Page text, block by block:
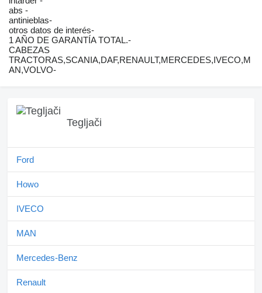
abs -
antinieblas-
otros datos de interés-
1 AÑO DE GARANTÍA TOTAL.-
CABEZAS
TRACTORAS,SCANIA,DAF,RENAULT,MERCEDES,IVECO,M
AN,VOLVO-
Tegljači
Ford
Howo
IVECO
MAN
Mercedes-Benz
Renault